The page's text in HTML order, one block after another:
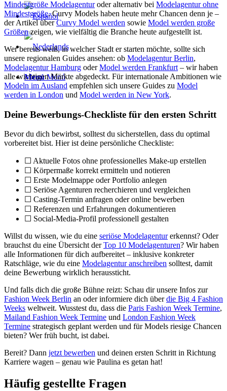
Menú Menú
Mindestgröße Modelagenturoder alternativ bei Modelagentur ohne
Mindestgröße. Curvy Models haben heute mehr Chancen denn je –
der Artikel überCurvy Model werden sowie Model werden große
Größenzeigen, wie vielfältig die Branche heute aufgestellt ist.
Wer bereits weiß, in welcher Stadt er starten möchte, sollte sich
unsere regionalen Guides ansehen: ob Modelagentur Berlin,
Modelagentur Hamburg oderModel werden Frankfurt – wir haben
alle wichtigen Märkte abgedeckt. Für internationale Ambitionen wie
Modeln im Ausland empfehlen sich unsere Guides zu Model
werden in London und Model werden in New York.
Deine Bewerbungs-Checkliste für den ersten Schritt
Bevor du dich bewirbst, solltest du sicherstellen, dass du optimal
vorbereitet bist. Hier ist deine persönliche Checkliste:
☐ Aktuelle Fotos ohne professionelles Make-up erstellen
☐ Körpermaße korrekt ermitteln und notieren
☐ Erste Modelmappe oder Portfolio anlegen
☐ Seriöse Agenturen recherchieren und vergleichen
☐ Casting-Termin anfragen oder online bewerben
☐ Referenzen und Erfahrungen dokumentieren
☐ Social-Media-Profil professionell gestalten
Willst du wissen, wie du eine seriöse Modelagenturerkennst? Oder
brauchst du eine Übersicht derTop 10 Modelagenturen? Wir haben
alle Informationen für dich aufbereitet – inklusive konkreter
Ratschläge, wie du eine Modelagentur anschreiben solltest, damit
deine Bewerbung wirklich heraussticht.
Und falls dich die große Bühne reizt: Schau dir unsere Infos zur
Fashion Week Berlin an oder informiere dich überdie Big 4 Fashion
Weeks weltweit. Wusstest du, dass die Paris Fashion Week Termine,
Mailand Fashion Week Termine und London Fashion Week
Termine strategisch geplant werden und für Models riesige Chancen
bieten? Wer früh bucht, ist dabei.
Bereit? Dann jetzt bewerben und deinen ersten Schritt in Richtung
Karriere wagen – genau wie Paulina es getan hat!
Häufig gestellte Fragen